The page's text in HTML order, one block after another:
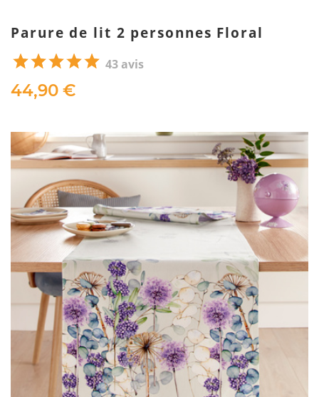
Parure de lit 2 personnes Floral
43 avis
44,90 €